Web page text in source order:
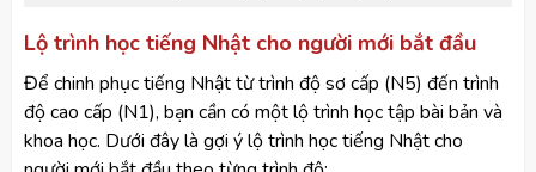
Lộ trình học tiếng Nhật cho người mới bắt đầu
Để chinh phục tiếng Nhật từ trình độ sơ cấp (N5) đến trình
độ cao cấp (N1), bạn cần có một lộ trình học tập bài bản và
khoa học. Dưới đây là gợi ý lộ trình học tiếng Nhật cho